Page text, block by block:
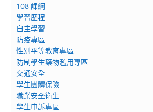
108 課綱
學習歷程
自主學習
防疫專區
性別平等教育專區
防制學生藥物濫用專區
交通安全
學生團體保險
職業安全衛生
學生申訴專區